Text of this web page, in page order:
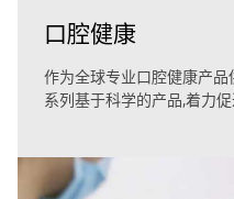
口腔健康
作为全球专业口腔健康产
系列基于科学的产品,着力促